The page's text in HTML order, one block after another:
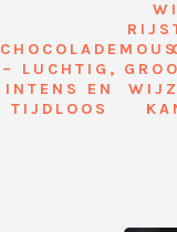
– LUCHTIG,
INTENS EN
TIJDLOOS